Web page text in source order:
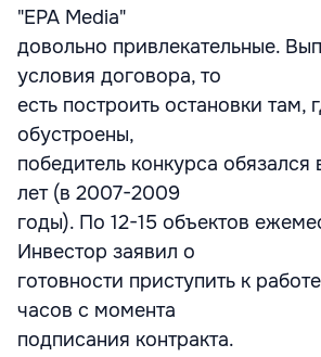
"EPA Media"
довольно привлекательные.
условия договора, то
есть построить остановки там,
обустроены,
победитель конкурса обязался
лет (в 2007-2009
годы). По 12-15 объектов
Инвестор заявил о
готовности приступить к
часов с момента
подписания контракта.